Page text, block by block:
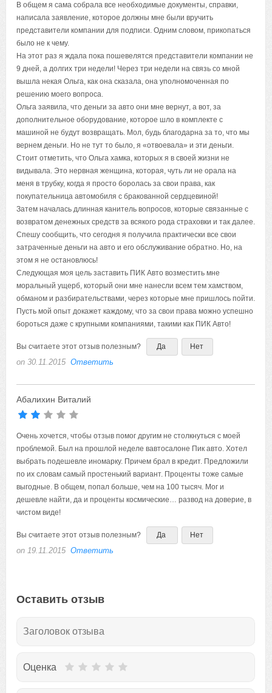
В общем я сама собрала все необходимые документы, справки,
написала заявление, которое должны мне были вручить
представители компании для подписи. Одним словом, прикопаться
было не к чему.
На этот раз я ждала пока пошевелятся представители компании не
9 дней, а долгих три недели! Через три недели на связь со мной
вышла некая Ольга, как она сказала, она уполномоченная по
решению моего вопроса.
Ольга заявила, что деньги за авто они мне вернут, а вот, за
дополнительное оборудование, которое шло в комплекте с
машиной не будут возвращать. Мол, будь благодарна за то, что мы
вернем деньги. Но не тут то было, я «отвоевала» и эти деньги.
Стоит отметить, что Ольга хамка, которых я в своей жизни не
видывала. Это нервная женщина, которая, чуть ли не орала на
меня в трубку, когда я просто боролась за свои права, как
покупательница автомобиля с бракованной сердцевиной!
Затем началась длинная канитель вопросов, которые связанные с
возвратом денежных средств за всякого рода страховки и так далее.
Спешу сообщить, что сегодня я получила практически все свои
затраченные деньги на авто и его обслуживание обратно. Но, на
этом я не остановлюсь!
Следующая моя цель заставить ПИК Авто возместить мне
моральный ущерб, который они мне нанесли всем тем хамством,
обманом и разбирательствами, через которые мне пришлось пойти.
Пусть мой опыт докажет каждому, что за свои права можно успешно
бороться даже с крупными компаниями, такими как ПИК Авто!
Вы считаете этот отзыв полезным? Да Нет
on 30.11.2015 Ответить
Абалихин Виталий
Очень хочется, чтобы отзыв помог другим не столкнуться с моей
проблемой. Был на прошлой неделе вавтосалоне Пик авто. Хотел
выбрать подешевле иномарку. Причем брал в кредит. Предложили
по их словам самый простенький вариант. Проценты тоже самые
выгодные. В общем, попал больше, чем на 100 тысяч. Мог и
дешевле найти, да и проценты космические… развод на доверие, в
чистом виде!
Вы считаете этот отзыв полезным? Да Нет
on 19.11.2015 Ответить
Оставить отзыв
Оценка